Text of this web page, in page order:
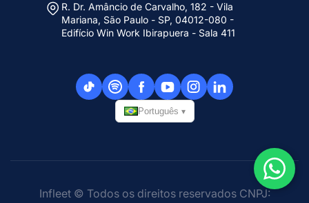
R. Dr. Amâncio de Carvalho, 182 - Vila
Mariana, São Paulo - SP, 04012-080 -
Edifício Win Work Ibirapuera - Sala 411
Português ▾
Infleet © Todos os direitos reservados CNPJ: